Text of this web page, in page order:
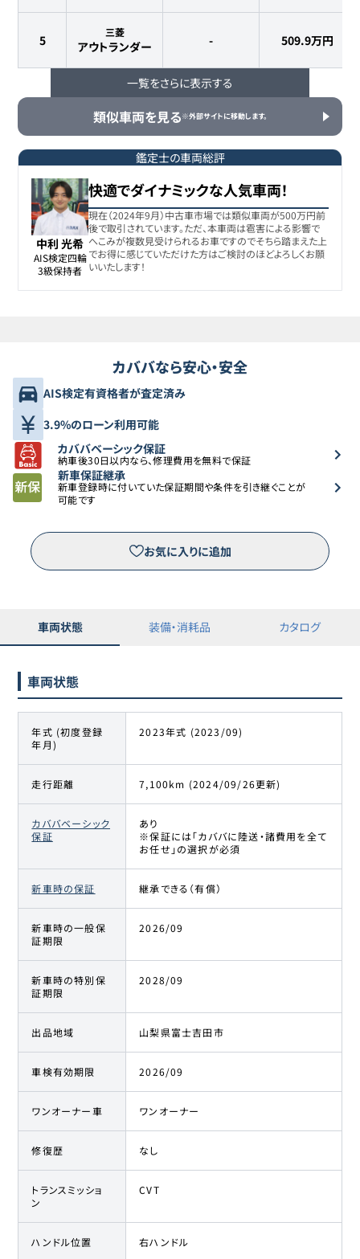
5
三菱
アウトランダー - 509.9万円
6 アウトランダー - 517万円
7 アウトランダー - 524.5万円
8
三菱
アウトランダー - 528.8万円
一覧をさらに表示する
類似車両を見る※外部サイトに移動します。
鑑定士の車両総評
中利 光希
AIS検定四輪
3級保持者
快適でダイナミックな人気車両！
現在（2024年9月）中古車市場では類似車両が500万円前
後で取引されています。ただ、本車両は雹害による影響で
へこみが複数見受けられるお車ですのでそちら踏まえた上
でお得に感じていただけた方はご検討のほどよろしくお願
いいたします！
カババなら安心・安全
AIS検定有資格者が査定済み
3.9%のローン利用可能
カババベーシック保証
納車後30日以内なら、修理費用を無料で保証
新車保証継承
新車登録時に付いていた保証期間や条件を引き継ぐことが
可能です
お気に入りに追加
車両状態 装備・消耗品 カタログ
車両状態
年式 (初度登録
年月)
2023年式 (2023/09)
走行距離 7,100km (2024/09/26更新)
カババベーシック
保証
あり
※保証には「カババに陸送・諸費用を全て
お任せ」の選択が必須
新車時の保証 継承できる（有償）
新車時の一般保
証期限
2026/09
新車時の特別保
証期限
2028/09
出品地域 山梨県富士吉田市
車検有効期限 2026/09
ワンオーナー車 ワンオーナー
修復歴 なし
トランスミッショ
ン
CVT
ハンドル位置 右ハンドル